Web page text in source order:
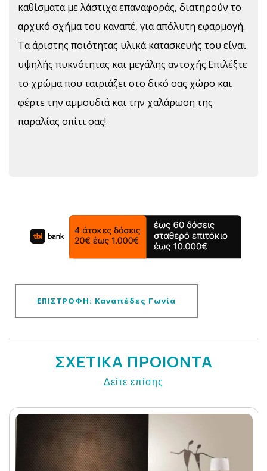
καθίσματα με λάστιχα επαναφοράς, διατηρούν το
αρχικό σχήμα του καναπέ, για απόλυτη εφαρμογή.
Τα άριστης ποιότητας υλικά κατασκευής του είναι
υψηλής πυκνότητας και μεγάλης αντοχής.Επιλέξτε
το χρώμα που ταιριάζει στο δικό σας χώρο και
φέρτε την αμμουδιά και την χαλάρωση της
παραλίας σπίτι σας!
ΕΠΙΣΤΡΟΦΗ: Καναπέδες Γωνία
ΣΧΕΤΙΚΑ ΠΡΟΙΟΝΤΑ
Δείτε επίσης